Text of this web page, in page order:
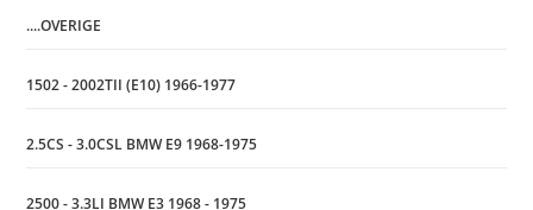
....OVERIGE
1502 - 2002TII (E10) 1966-1977
2.5CS - 3.0CSL BMW E9 1968-1975
2500 - 3.3LI BMW E3 1968 - 1975